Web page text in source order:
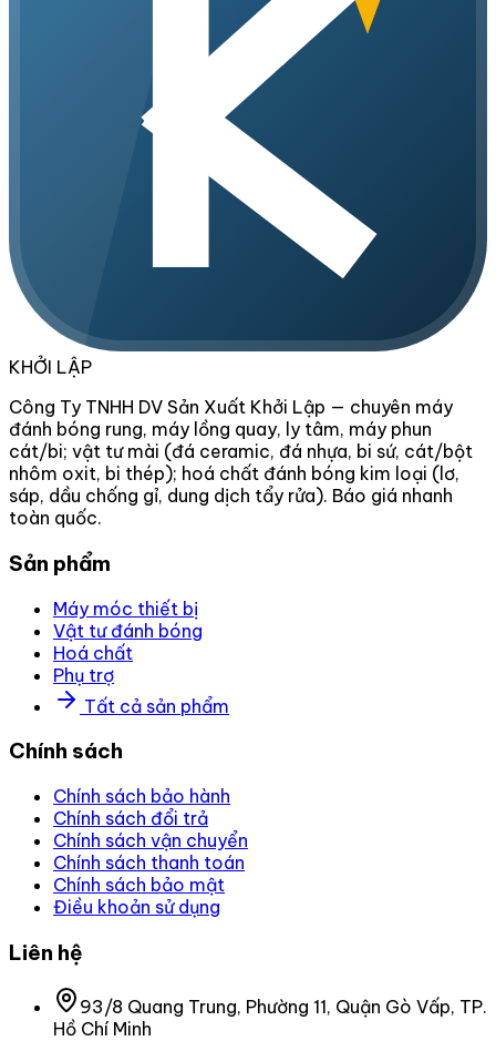
KHỞI LẬP
Công Ty TNHH DV Sản Xuất Khởi Lập — chuyên máy
đánh bóng rung, máy lồng quay, ly tâm, máy phun
cát/bi; vật tư mài (đá ceramic, đá nhựa, bi sứ, cát/bột
nhôm oxit, bi thép); hoá chất đánh bóng kim loại (lơ,
sáp, dầu chống gỉ, dung dịch tẩy rửa). Báo giá nhanh
toàn quốc.
Sản phẩm
Máy móc thiết bị
Vật tư đánh bóng
Hoá chất
Phụ trợ
Tất cả sản phẩm
Chính sách
Chính sách bảo hành
Chính sách đổi trả
Chính sách vận chuyển
Chính sách thanh toán
Chính sách bảo mật
Điều khoản sử dụng
Liên hệ
93/8 Quang Trung, Phường 11, Quận Gò Vấp, TP.
Hồ Chí Minh